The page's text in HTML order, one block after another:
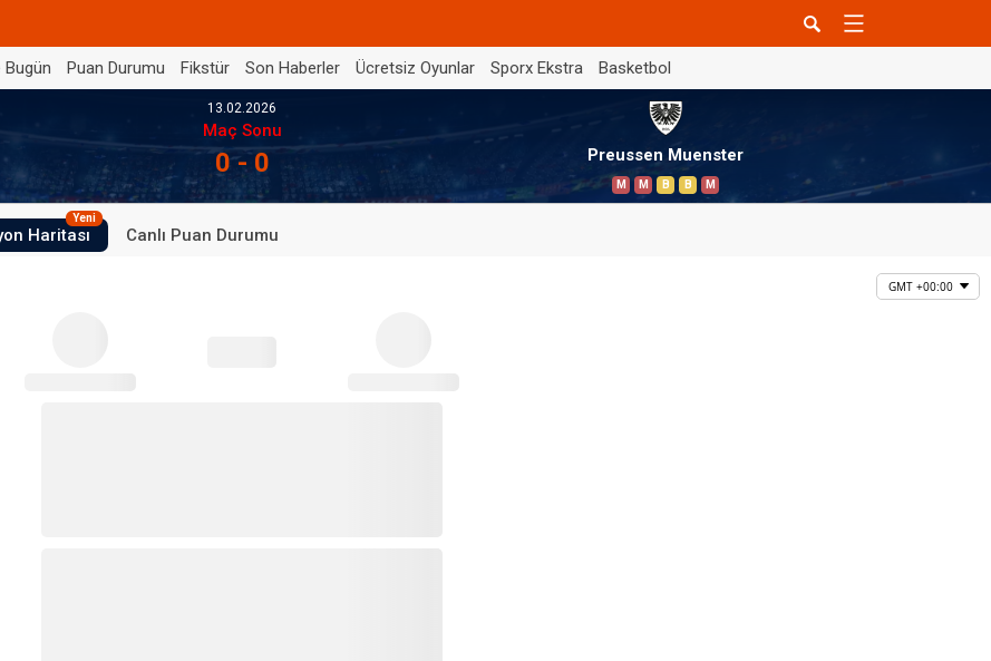
Bugün Puan Durumu Fikstür Son Haberler Ücretsiz Oyunlar Sporx Ekstra Basketbol
13.02.2026
Maç Sonu
0 - 0 Preussen Muenster
M M B B M
Haritası
Yeni
Canlı Puan Durumu
GMT +00:00